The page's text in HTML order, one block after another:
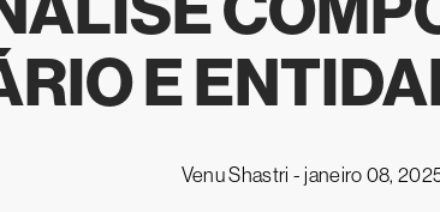
E
Venu Shastri - janeiro 08,